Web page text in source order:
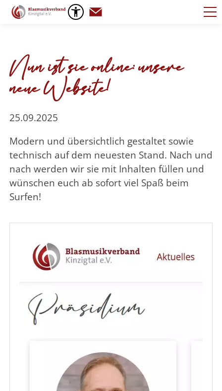
Standardseite
Nun ist sie online: unsere
neue Website!
25.09.2025
Modern und übersichtlich gestaltet sowie
technisch auf dem neuesten Stand. Nach und
nach werden wir sie mit Inhalten füllen und
wünschen euch ab sofort viel Spaß beim
Surfen!